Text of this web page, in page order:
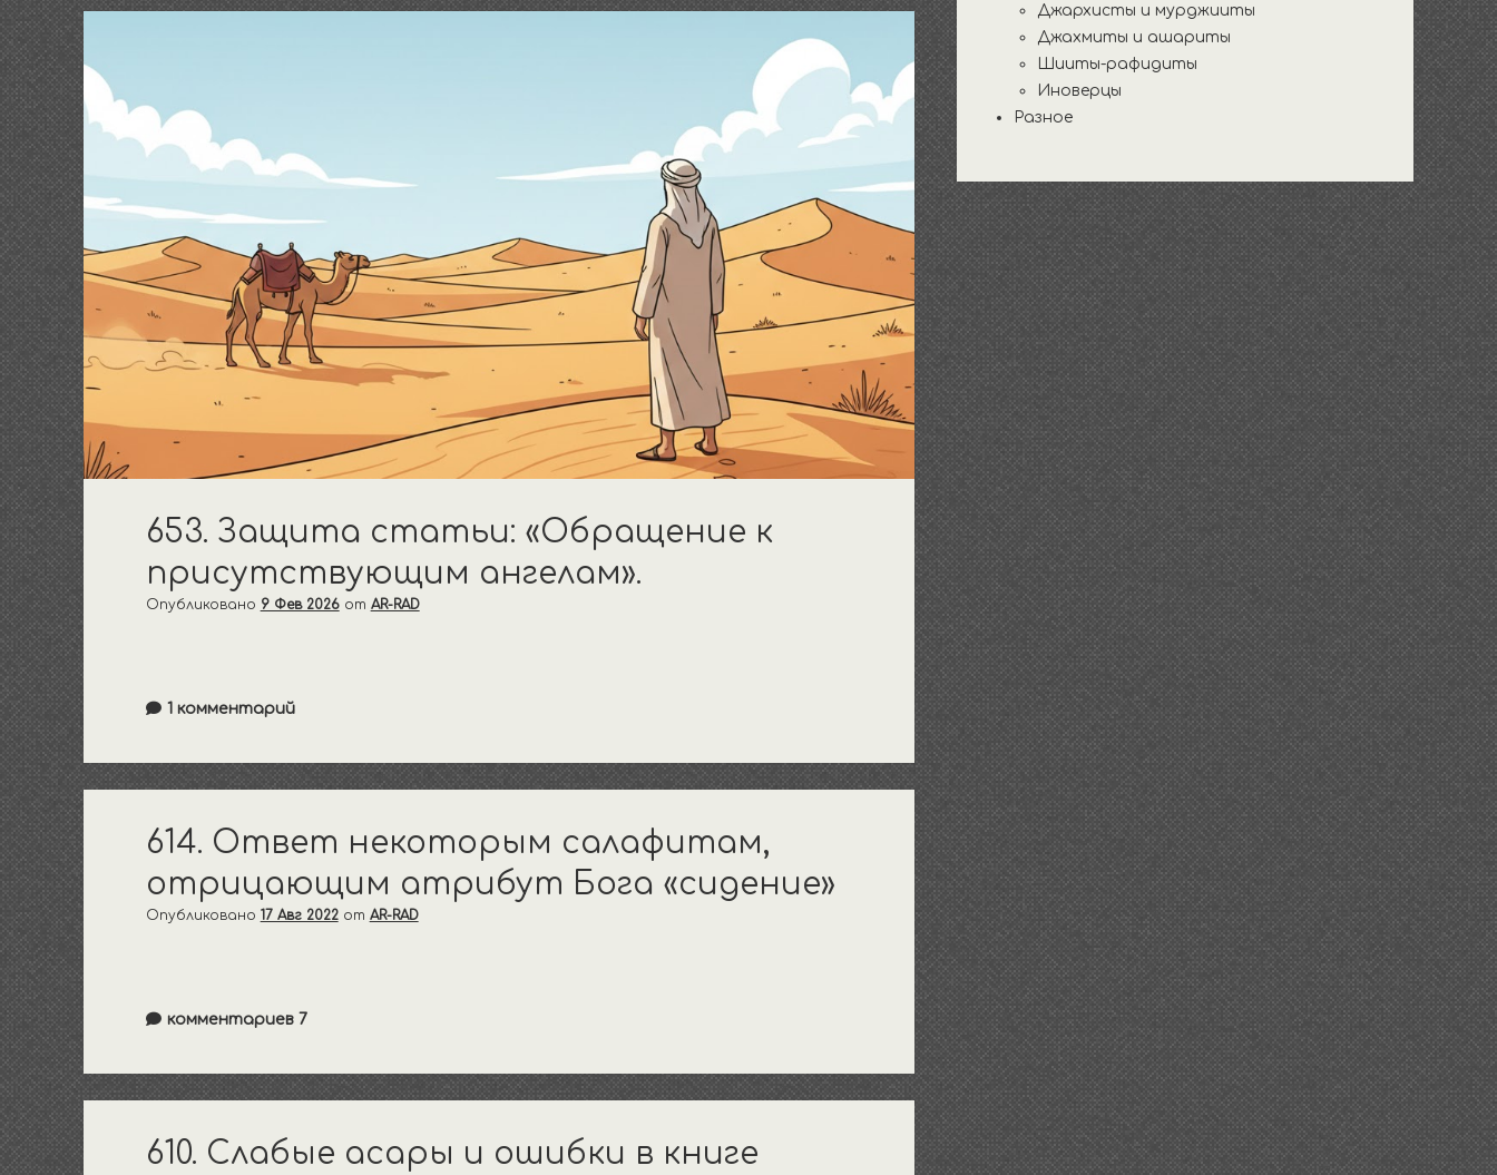
653. Защита статьи: «Обращение к
присутствующим ангелам».
Опубликовано 9 Фев 2026от AR-RAD
1 комментарий
614. Ответ некоторым салафитам,
отрицающим атрибут Бога «сидение»
Опубликовано 17 Авг 2022от AR-RAD
комментариев 7
610. Слабые асары и ошибки в книге
Джархисты и мурджииты
Джахмиты и ашариты
Шииты-рафидиты
Иноверцы
Разное